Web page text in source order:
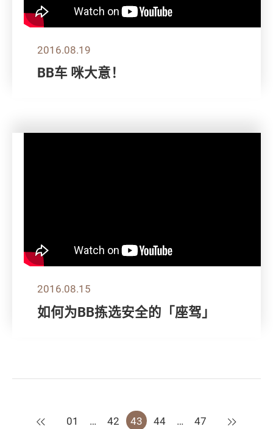
2016.08.19
BB车 咪大意！
2016.08.15
如何为BB拣选安全的「座驾」
上一页
01 … 42 43 44 … 47 下一页